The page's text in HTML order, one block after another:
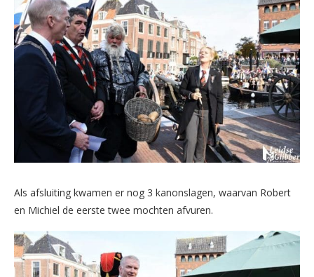
Als afsluiting kwamen er nog 3 kanonslagen, waarvan Robert
en Michiel de eerste twee mochten afvuren.